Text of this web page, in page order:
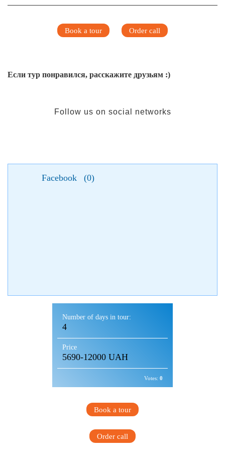
Book a tour Order call
Если тур понравился, расскажите друзьям :)
Follow us on social networks
Facebook (0)
Number of days in tour:
4
Price
5690-12000 UAH
Votes: 0
Book a tour
Order call